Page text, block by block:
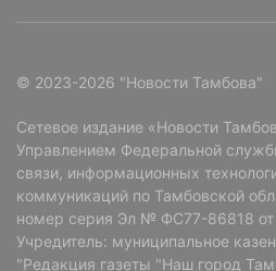
© 2023-2026 "Новости Тамбова"
Сетевое издание «Новости
Управлением Федеральной
связи, информационных
коммуникаций по Тамбовской
номер серия Эл № ФС77-86818 от
Учредитель: муниципальное
"Редакция газеты "Наш город